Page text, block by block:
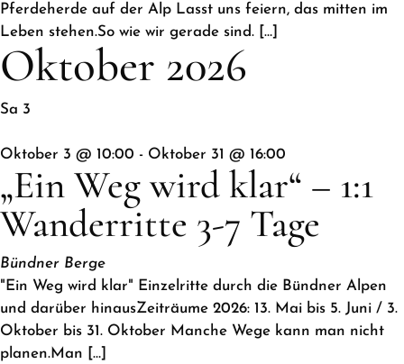
Pferdeherde auf der Alp Lasst uns feiern, das mitten im
Leben stehen.So wie wir gerade sind. […]
Oktober 2026
Sa 3
Oktober 3 @ 10:00 - Oktober 31 @ 16:00
„Ein Weg wird klar“ – 1:1
Wanderritte 3-7 Tage
Bündner Berge
"Ein Weg wird klar" Einzelritte durch die Bündner Alpen
und darüber hinausZeiträume 2026: 13. Mai bis 5. Juni / 3.
Oktober bis 31. Oktober Manche Wege kann man nicht
planen.Man […]